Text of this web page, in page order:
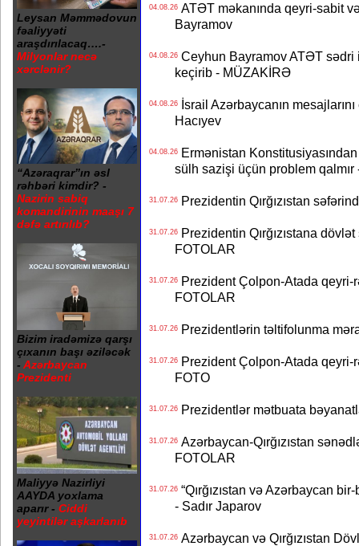
Leysan Məmmədovun
fəaliyyəti
araşdırılacaq….-
Milyonlar necə
xərclənir?
“Azəraqrar”ın əsl
rəhbəri kimdir? -
Nazirin sabiq
komandirinin maaşı 7
dəfə artırılıb?
Bizim iradəmizə qarşı
çıxanın başı əziləcək
- Azərbaycan
Prezidenti
Maliyyə Nazirliyi
AAYDA yoxlama
aparır - Ciddi
yeyintilər aşkarlanıb
04.08.26ATƏT məkanında qeyri-sabit
Bayramov
04.08.26Ceyhun Bayramov ATƏT sədri
keçirib - MÜZAKİRƏ
04.08.26İsrail Azərbaycanın
Hacıyev
04.08.26Ermənistan Konstitusiyasından
sülh sazişi üçün problem qalmır
31.07.26Prezidentin Qırğızıstan
31.07.26Prezidentin Qırğızıstana dövlət
FOTOLAR
31.07.26Prezident Çolpon-Atada qeyri-
FOTOLAR
31.07.26Prezidentlərin təltifolunma
31.07.26Prezident Çolpon-Atada qeyri-
FOTO
31.07.26Prezidentlər mətbuata
31.07.26Azərbaycan-Qırğızıstan
FOTOLAR
31.07.26“Qırğızıstan və Azərbaycan
- Sadır Japarov
31.07.26Azərbaycan və Qırğızıstan